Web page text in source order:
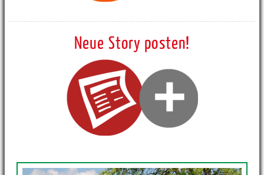
Neue Story posten!